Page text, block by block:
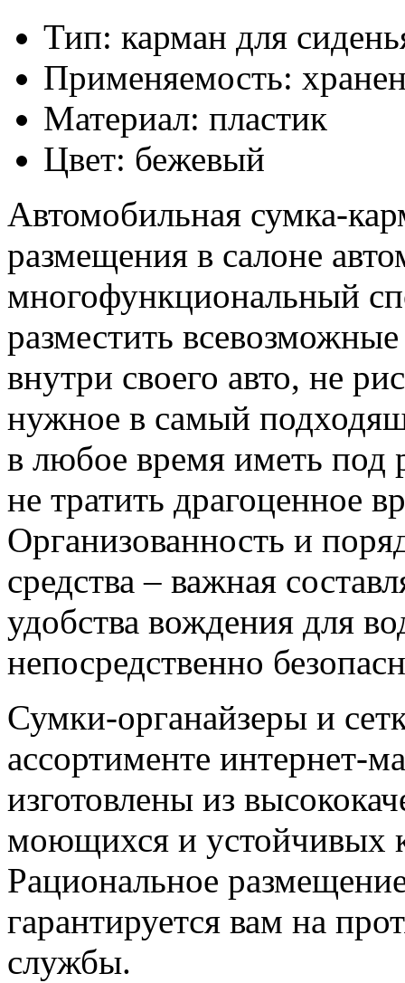
Тип: карман для
Применяемость:
Материал: пластик
Цвет: бежевый
Автомобильная сумка-
размещения в салоне
многофункциональный
разместить
внутри своего авто, не
нужное в самый
в любое время иметь под
не тратить драгоценное
Организованность и
средства – важная
удобства вождения для
непосредственно
Сумки-органайзеры и
ассортименте интернет-
изготовлены из
моющихся и устойчивых
Рациональное
гарантируется вам на
службы.